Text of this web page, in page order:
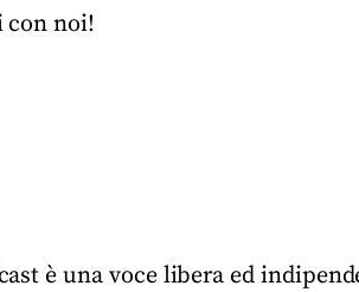
con noi!
è una voce libera ed